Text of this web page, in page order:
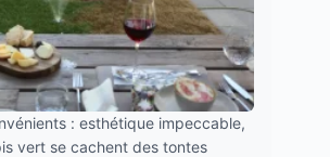
: esthétique impeccable,
vert se cachent des tontes